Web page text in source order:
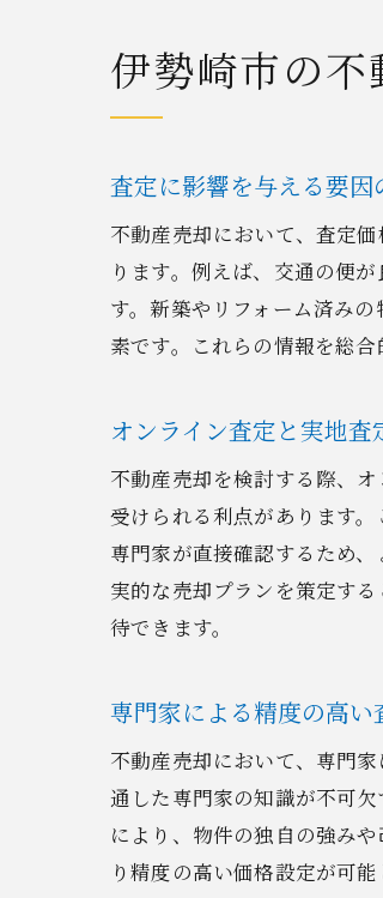
伊勢崎市の
査定に影響を与える要因
不動産売却において、査定
ります。例えば、交通の便
す。新築やリフォーム済み
素です。これらの情報を総
オンライン査定と実地査
不動産売却を検討する際、
受けられる利点があります
専門家が直接確認するため
実的な売却プランを策定す
待できます。
専門家による精度の高い
不動産売却において、専門
通した専門家の知識が不可
により、物件の独自の強み
り精度の高い価格設定が可